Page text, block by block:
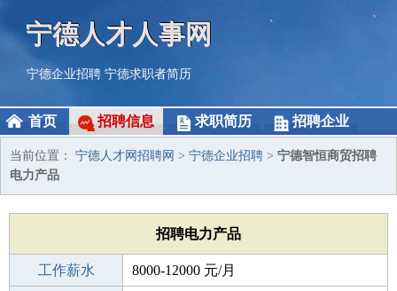
宁德人才人事网
宁德企业招聘 宁德求职者简历
首页 招聘信息 求职简历 招聘企业
当前位置： 宁德人才网招聘网 > 宁德企业招聘 > 宁德智恒商贸招聘
电力产品
招聘电力产品
工作薪水 8000-12000 元/月